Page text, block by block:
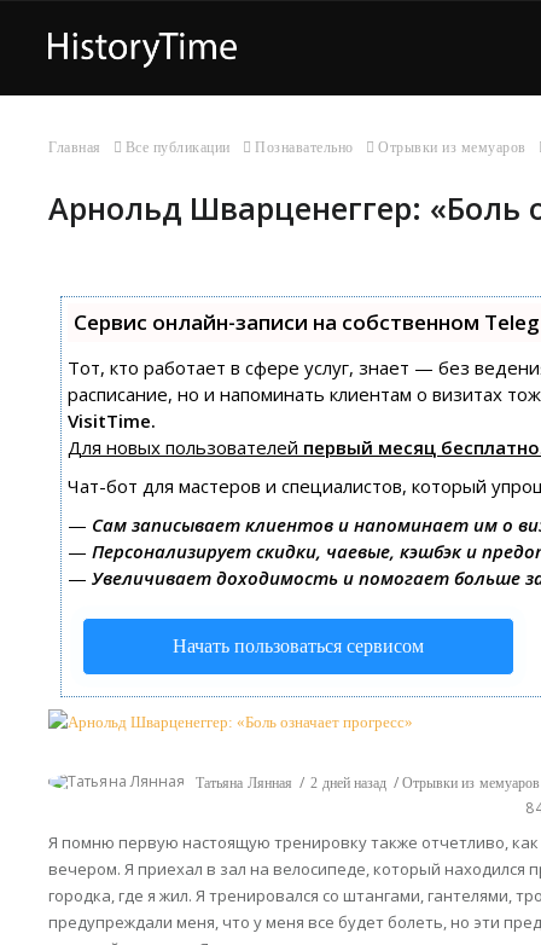
Главная Все публикации Познавательно Отрывки из мемуаров
Арнольд Шварценеггер: «Боль
Сервис онлайн-записи на собственном
Тот, кто работает в сфере услуг, знает — без
расписание, но и напоминать клиентам о визитах
VisitTime.
Для новых пользователей первый месяц бесплатно
Чат-бот для мастеров и специалистов, который
— Сам записывает клиентов и напоминает им о
— Персонализирует скидки, чаевые, кэшбэк и
— Увеличивает доходимость и помогает больше
Начать пользоваться сервисом
Татьяна Лянная 2 дней назад Отрывки из мемуаров
Я помню первую настоящую тренировку также отчетливо,
вечером. Я приехал в зал на велосипеде, который находился
городка, где я жил. Я тренировался со штангами, гантелями,
предупреждали меня, что у меня все будет болеть, но эти